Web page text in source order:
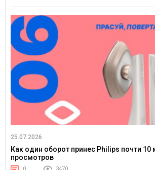
25.07.2026
Как один оборот принес Philips почти
просмотров
0 3470